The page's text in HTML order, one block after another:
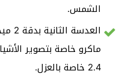
الشمس.
ماكرو خاصة بتصوير
2.4 خاصة بالعزل.